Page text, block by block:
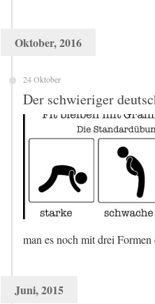
Oktober, 2016
24 Oktober
Der schwieriger
man es noch mit drei
Juni, 2015